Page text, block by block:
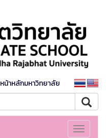
หน้าหลักมหาวิทยาลัย
Toggle